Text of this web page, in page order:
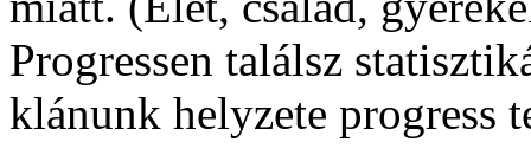
Progressen találsz
klánunk helyzete progress